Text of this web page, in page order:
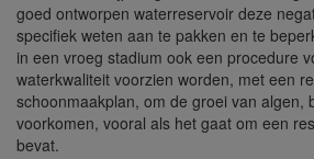
goed ontworpen waterreservoir deze
specifiek weten aan te pakken en te
in een vroeg stadium ook een procedure
waterkwaliteit voorzien worden, met een
schoonmaakplan, om de groei van algen,
voorkomen, vooral als het gaat om een
bevat.